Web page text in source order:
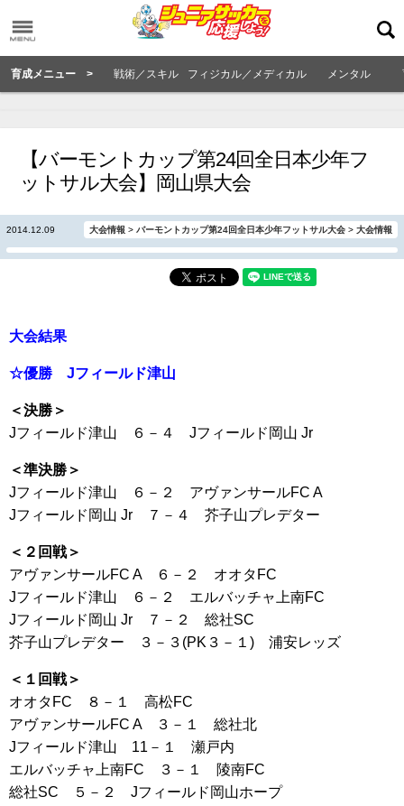
育成メニュー > 戦術／スキル フィジカル／メディカル メンタル
【バーモントカップ第24回全日本少年フ
ットサル大会】岡山県大会
2014.12.09 大会情報 > バーモントカップ第24回全日本少年フットサル大会 > 大会情報
大会結果
☆優勝 Jフィールド津山
＜決勝＞
Jフィールド津山 ６－４ Jフィールド岡山 Jr
＜準決勝＞
Jフィールド津山 ６－２ アヴァンサールFC A
Jフィールド岡山 Jr ７－４ 芥子山プレデター
＜２回戦＞
アヴァンサールFC A ６－２ オオタFC
Jフィールド津山 ６－２ エルバッチャ上南FC
Jフィールド岡山 Jr ７－２ 総社SC
芥子山プレデター ３－３(PK３－１) 浦安レッズ
＜１回戦＞
オオタFC ８－１ 高松FC
アヴァンサールFC A ３－１ 総社北
Jフィールド津山 11－１ 瀬戸内
エルバッチャ上南FC ３－１ 陵南FC
総社SC ５－２ Jフィールド岡山ホープ